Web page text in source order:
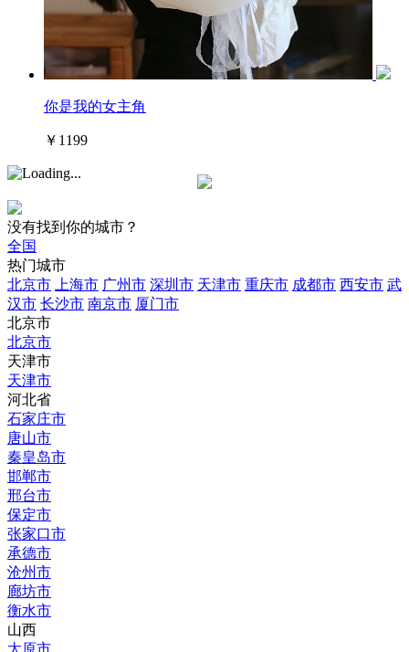
你是我的女主角
￥1199
没有找到你的城市？
全国
热门城市
北京市
上海市 广州市 深圳市 天津市 重庆市 成都市 西安市 武
汉市 长沙市 南京市 厦门市
北京市
北京市
天津市
天津市
河北省
石家庄市
唐山市
秦皇岛市
邯郸市
邢台市
保定市
张家口市
承德市
沧州市
廊坊市
衡水市
山西
太原市